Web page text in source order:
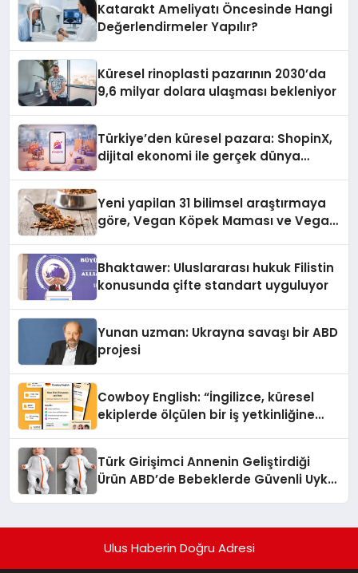
Katarakt Ameliyatı Öncesinde Hangi
Değerlendirmeler Yapılır?
Küresel rinoplasti pazarının 2030’da
9,6 milyar dolara ulaşması bekleniyor
Türkiye’den küresel pazara: ShopinX,
dijital ekonomi ile gerçek dünya
Yeni yapilan 31 bilimsel araştırmaya
göre, Vegan Köpek Maması ve Vegan
Bhaktawer: Uluslararası hukuk Filistin
konusunda çifte standart uyguluyor
Yunan uzman: Ukrayna savaşı bir ABD
projesi
Cowboy English: “İngilizce, küresel
ekiplerde ölçülen bir iş yetkinliğine
Türk Girişimci Annenin Geliştirdiği
Ürün ABD’de Bebeklerde Güvenli Uyku
Ulus Haberin Doğru Adresi